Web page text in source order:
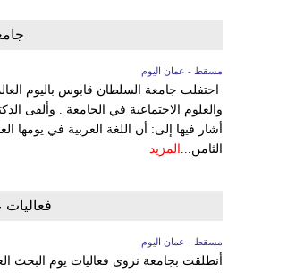
مسقط - عمان اليوم
احتفلت جامعة السلطان قابوس باليوم
والعلوم الاجتماعية في الجامعة . وألقى
أشار فيها إلى: أن اللغة العربية في يومها
الثامن... المزيد
فعاليات
مسقط - عمان اليوم
أنطلقت بجامعة نزوى فعاليات يوم البحث